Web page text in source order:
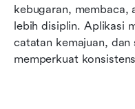
kebugaran, membaca,
lebih disiplin. Aplikasi
catatan kemajuan,
memperkuat